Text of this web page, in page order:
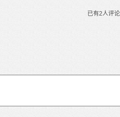
已有2人评论